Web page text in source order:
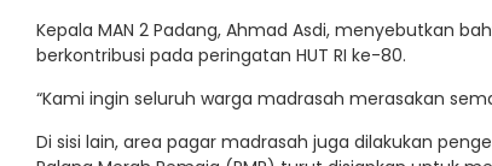
Kepala MAN 2 Padang, Ahmad Asdi, menyebutkan
berkontribusi pada peringatan HUT RI ke-80.
“Kami ingin seluruh warga madrasah merasakan
Di sisi lain, area pagar madrasah juga dilakukan